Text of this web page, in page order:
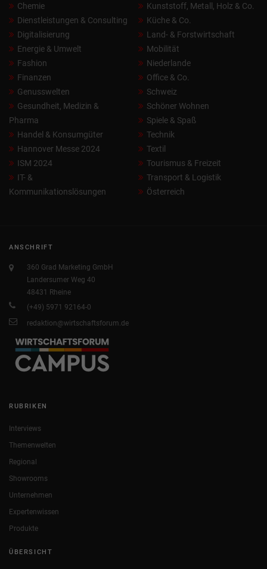
Chemie
Dienstleistungen & Consulting
Digitalisierung
Energie & Umwelt
Fashion
Finanzen
Genusswelten
Gesundheit, Medizin &
Pharma
Handel & Konsumgüter
Hannover Messe 2024
ISM 2024
IT- &
Kommunikationslösungen
Kunststoff, Metall, Holz & Co.
Küche & Co.
Land- & Forstwirtschaft
Mobilität
Niederlande
Office & Co.
Schweiz
Schöner Wohnen
Spiele & Spaß
Technik
Textil
Tourismus & Freizeit
Transport & Logistik
Österreich
ANSCHRIFT
360 Grad Marketing GmbH
Landersumer Weg 40
48431 Rheine
(+49) 5971 92164-0
redaktion@wirtschaftsforum.de
RUBRIKEN
Interviews
Themenwelten
Regional
Showrooms
Unternehmen
Expertenwissen
Produkte
ÜBERSICHT